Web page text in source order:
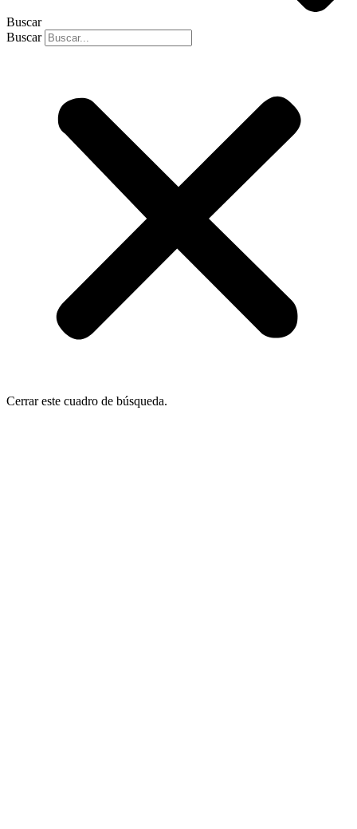
Buscar
Buscar
Cerrar este cuadro de búsqueda.